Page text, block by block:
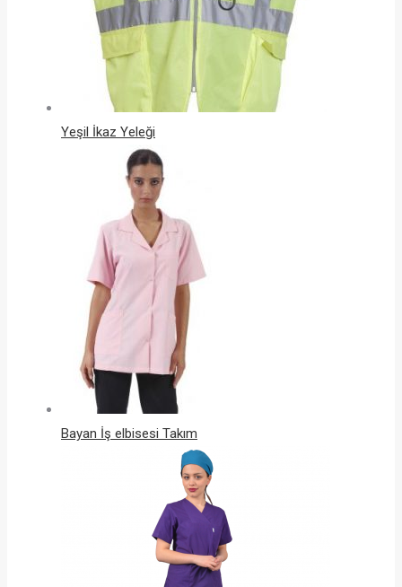
Yeşil İkaz Yeleği
Bayan İş elbisesi Takım